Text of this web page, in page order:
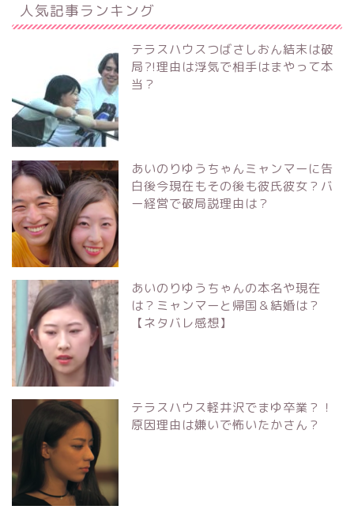
人気記事ランキング
テラスハウスつばさしおん結末は破
局?!理由は浮気で相手はまやって本
当？
あいのりゆうちゃんミャンマーに告
白後今現在もその後も彼氏彼女？バ
ー経営で破局説理由は？
あいのりゆうちゃんの本名や現在
は？ミャンマーと帰国＆結婚は？
【ネタバレ感想】
テラスハウス軽井沢でまゆ卒業？！
原因理由は嫌いで怖いたかさん？